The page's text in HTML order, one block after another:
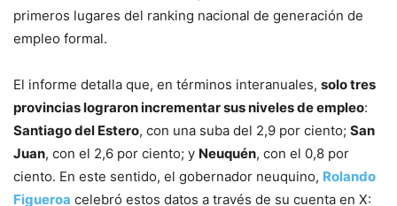
primeros lugares del ranking nacional de generación de
empleo formal.
El informe detalla que, en términos interanuales, solo tres
provincias lograron incrementar sus niveles de empleo:
Santiago del Estero, con una suba del 2,9 por ciento; San
Juan, con el 2,6 por ciento; y Neuquén, con el 0,8 por
ciento. En este sentido, el gobernador neuquino, Rolando
Figueroa celebró estos datos a través de su cuenta en X: